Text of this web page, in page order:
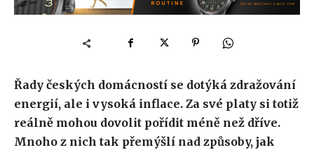
Řady českých domácností se dotýká zdražování
energií, ale i vysoká inflace. Za své platy si totiž
reálně mohou dovolit pořídit méně než dříve.
Mnoho z nich tak přemýšlí nad způsoby, jak